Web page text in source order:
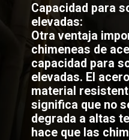
Capacidad para
elevadas:
Otra ventaja
chimeneas de
capacidad para
elevadas. El
material
significa que no
degrada a altas
hace que las